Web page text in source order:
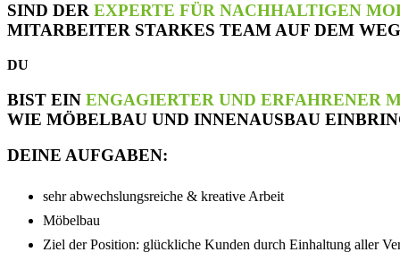
SIND DER EXPERTE FÜR NACHHALTIGEN
MITARBEITER STARKES TEAM AUF DEM
DU
BIST EIN ENGAGIERTER UND ERFAHRENER
WIE MÖBELBAU UND INNENAUSBAU
DEINE AUFGABEN:
sehr abwechslungsreiche & kreative Arbeit
Möbelbau
Ziel der Position: glückliche Kunden durch Einhaltung aller